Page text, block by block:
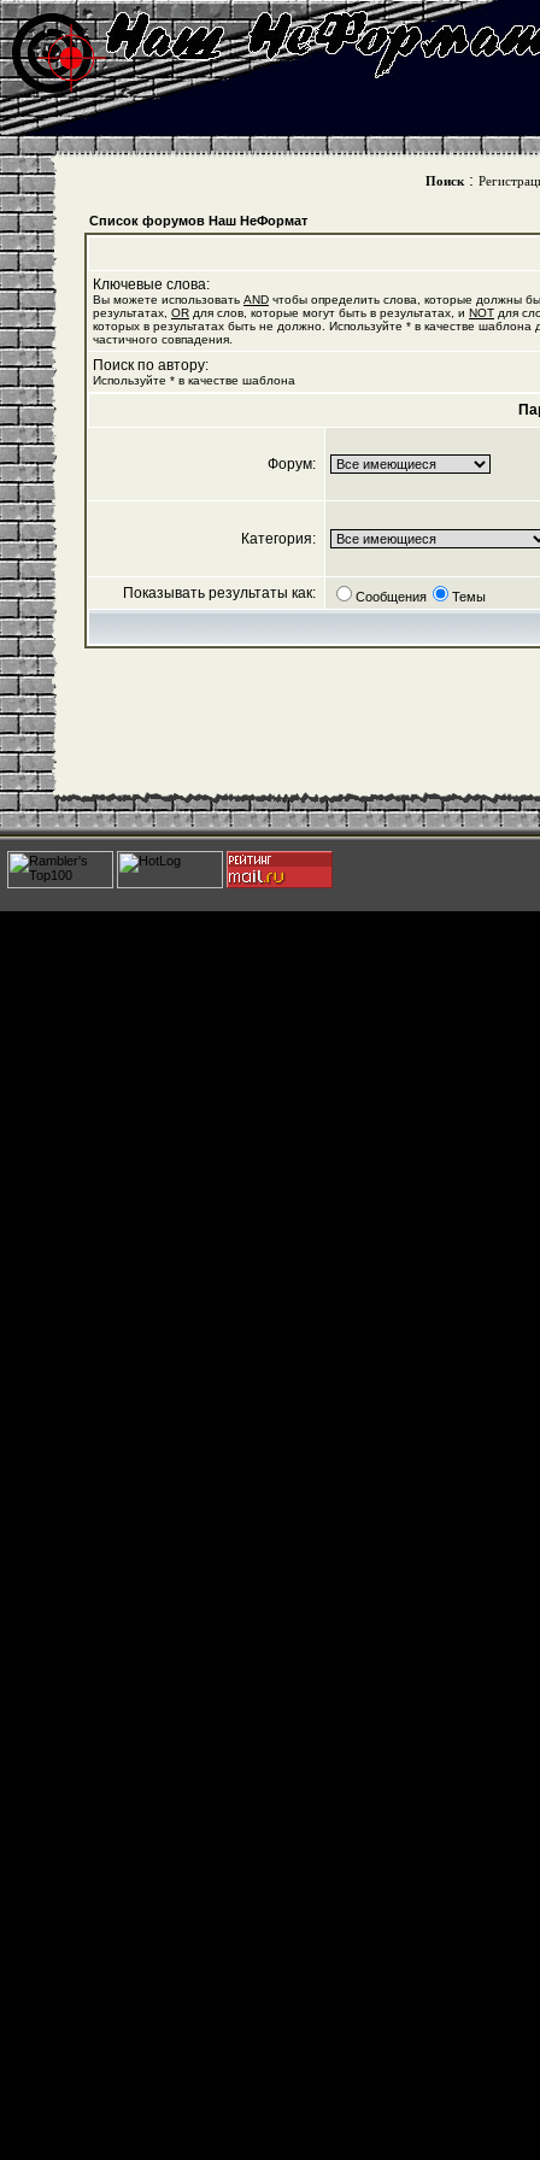
Поиск :
Список форумов Наш НеФормат
Ключевые слова:
Вы можете использовать AND чтобы определить слова, которые должны
результатах, OR для слов, которые могут быть в результатах, и NOT для
которых в результатах быть не должно. Используйте * в качестве шаблона
частичного совпадения.
Поиск по автору:
Используйте * в качестве шаблона
Форум:
Категория:
Показывать результаты как: Сообщения Темы